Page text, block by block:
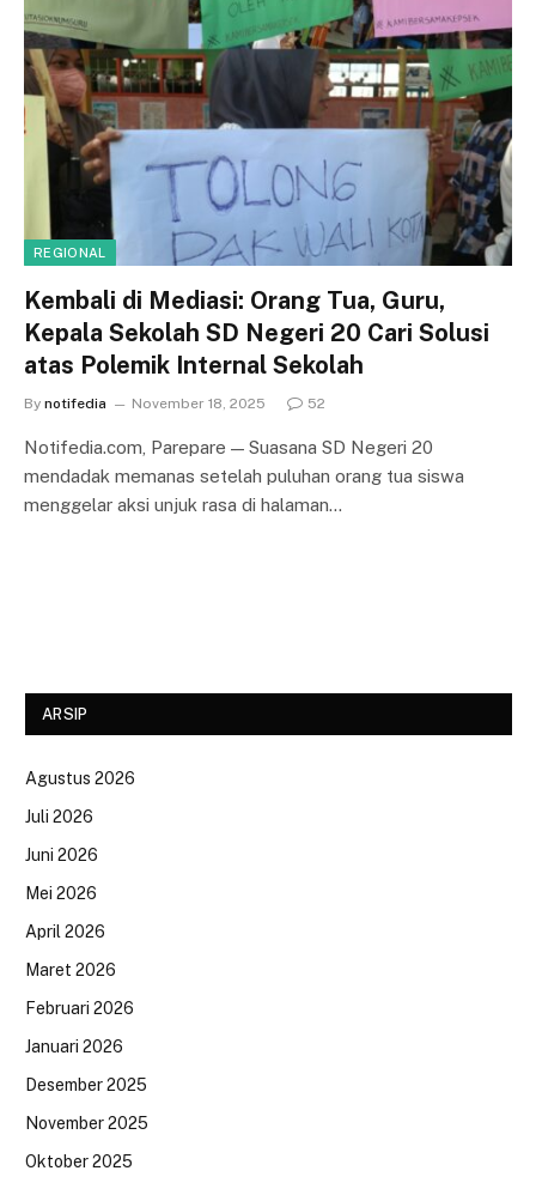
REGIONAL
Kembali di Mediasi: Orang Tua, Guru,
Kepala Sekolah SD Negeri 20 Cari Solusi
atas Polemik Internal Sekolah
By notifedia November 18, 2025 52
Notifedia.com, Parepare — Suasana SD Negeri 20
mendadak memanas setelah puluhan orang tua siswa
menggelar aksi unjuk rasa di halaman…
ARSIP
Agustus 2026
Juli 2026
Juni 2026
Mei 2026
April 2026
Maret 2026
Februari 2026
Januari 2026
Desember 2025
November 2025
Oktober 2025